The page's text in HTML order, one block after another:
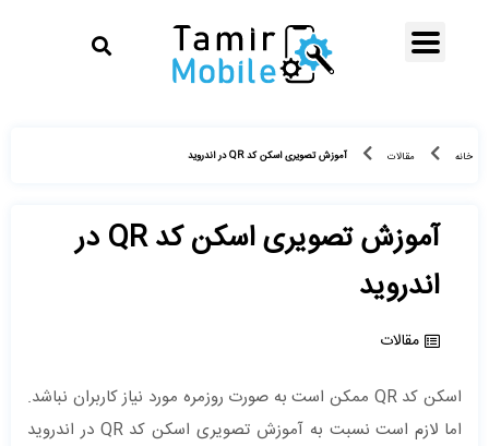
خانه مقالات آموزش تصویری اسکن کد QR در اندروید
آموزش تصویری اسکن کد QR در
اندروید
مقالات
اسکن کد QR ممکن است به صورت روزمره مورد نیاز کاربران نباشد.
اما لازم است نسبت به آموزش تصویری اسکن کد QR در اندروید